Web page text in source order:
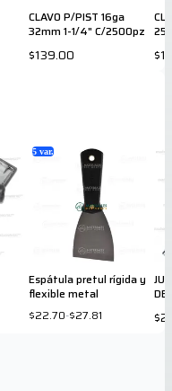
CLAVO P/PIST 16ga
32mm 1-1/4" C/2500pz
$139.00
5 var.
Espátula pretul rígida y
flexible metal
$22.70-$27.81
DE